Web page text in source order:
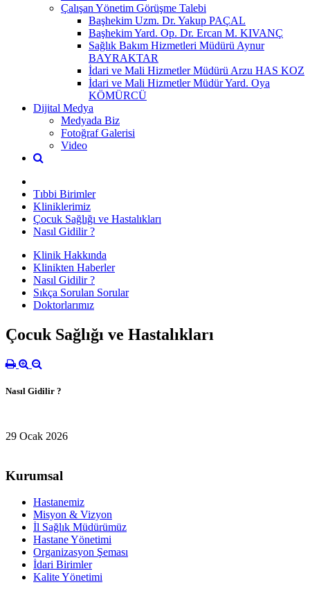
Çalışan Yönetim Görüşme Talebi
Başhekim Uzm. Dr. Yakup PAÇAL
Başhekim Yard. Op. Dr. Ercan M. KIVANÇ
Sağlık Bakım Hizmetleri Müdürü Aynur
BAYRAKTAR
İdari ve Mali Hizmetler Müdürü Arzu HAS KOZ
İdari ve Mali Hizmetler Müdür Yard. Oya
KÖMÜRCÜ
Dijital Medya
Medyada Biz
Fotoğraf Galerisi
Video
Tıbbi Birimler
Kliniklerimiz
Çocuk Sağlığı ve Hastalıkları
Nasıl Gidilir ?
Klinik Hakkında
Klinikten Haberler
Nasıl Gidilir ?
Sıkça Sorulan Sorular
Doktorlarımız
Çocuk Sağlığı ve Hastalıkları
Nasıl Gidilir ?
29 Ocak 2026
Kurumsal
Hastanemiz
Misyon & Vizyon
İl Sağlık Müdürümüz
Hastane Yönetimi
Organizasyon Şeması
İdari Birimler
Kalite Yönetimi